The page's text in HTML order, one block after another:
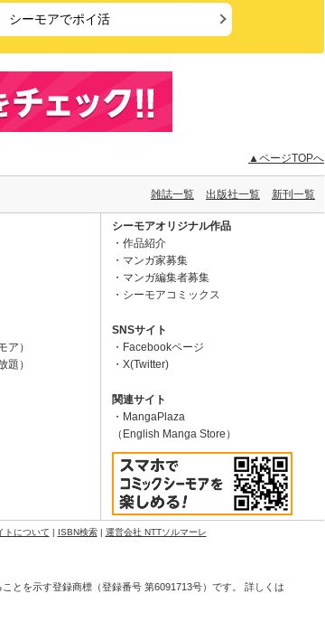
シーモアでポイ活
▲ページTOPへ
雑誌一覧 出版社一覧 新刊一覧
ア）
題）
シーモアオリジナル作品
作品紹介
マンガ家募集
マンガ編集者募集
シーモアコミックス
SNSサイト
Facebookページ
X(Twitter)
関連サイト
MangaPlaza
（English Manga Store）
トについて | ISBN検索| 運営会社 NTTソルマーレ
とを示す登録商標（登録番号 第6091713号）です。 詳しくは